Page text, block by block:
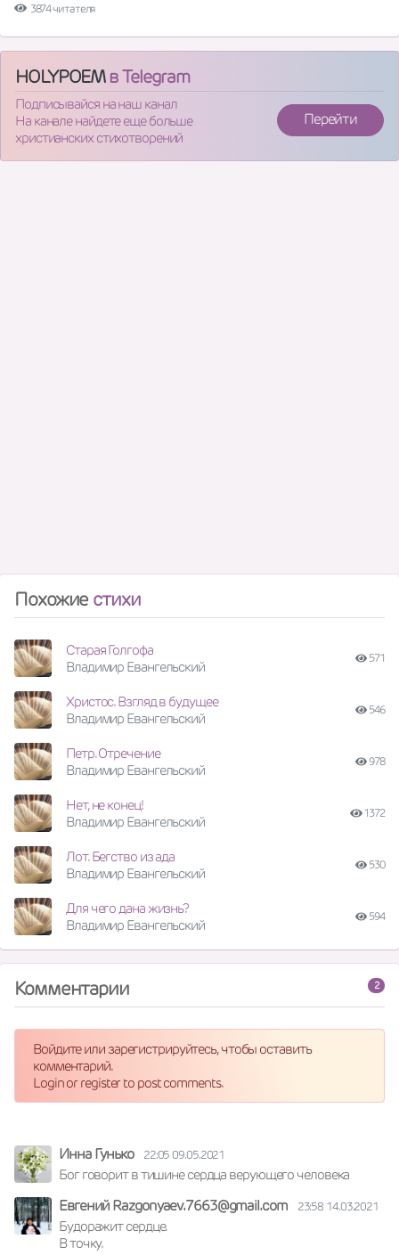
3874 читателя
HOLYPOEMв Telegram
Подписывайся на наш канал
На канале найдете еще больше
христианских стихотворений
Перейти
Похожие стихи
Старая Голгофа
Владимир Евангельский
571
Христос. Взгляд в будущее
Владимир Евангельский
546
Петр. Отречение
Владимир Евангельский
978
Нет, не конец!
Владимир Евангельский
1372
Лот. Бегство из ада
Владимир Евангельский
530
Для чего дана жизнь?
Владимир Евангельский
594
2
Комментарии
Войдите или зарегистрируйтесь, чтобы оставить
комментарий.
Login or register to post comments.
Инна Гунько 22:05 09.05.2021
Бог говорит в тишине сердца верующего человека
Евгений Razgonyaev.7663@gmail.com 23:58 14.03.2021
Будоражит сердце.
В точку.